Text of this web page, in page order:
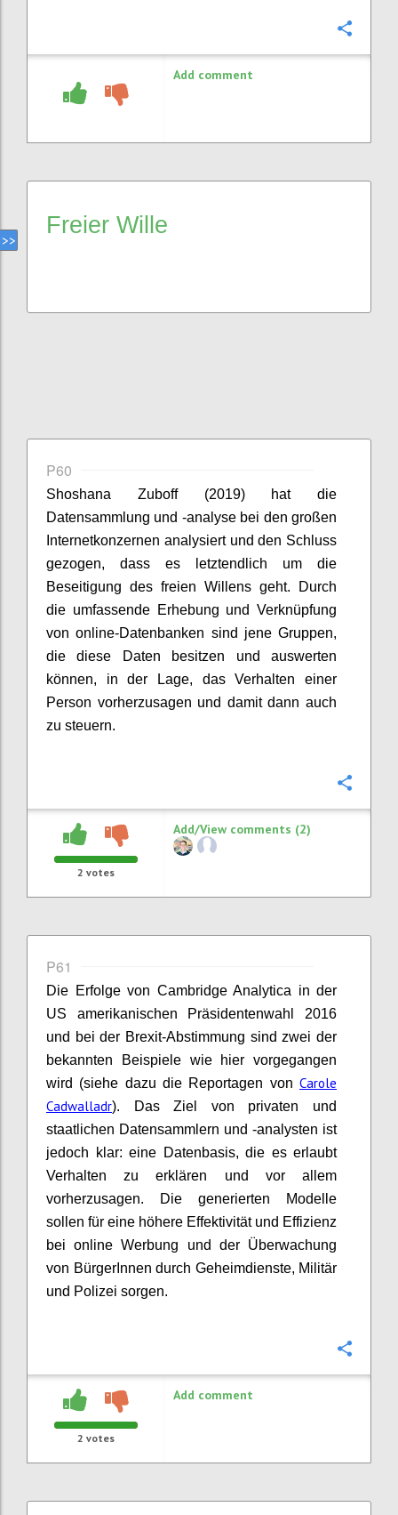
Add comment
Freier Wille
P60
Shoshana Zuboff(2019) hat die
Datensammlung und -analyse bei den großen
Internetkonzernen analysiert und den Schluss
gezogen, dass es letztendlich um die
Beseitigung des freien Willens geht. Durch
die umfassende Erhebung und Verknüpfung
von online-Datenbanken sind jene Gruppen,
die diese Daten besitzen und auswerten
können, in der Lage, das Verhalten einer
Person vorherzusagen und damit dann auch
zu steuern.
2 votes
Add/View comments (2)
P61
Die Erfolge von Cambridge Analytica in der
US amerikanischen Präsidentenwahl 2016
und bei der Brexit-Abstimmung sind zwei der
bekannten Beispiele wie hier vorgegangen
wird (siehe dazu die Reportagen von Carole
Cadwalladr). Das Ziel von privaten und
staatlichen Datensammlern und -analysten ist
jedoch klar: eine Datenbasis, die es erlaubt
Verhalten zu erklären und vor allem
vorherzusagen. Die generierten Modelle
sollen für eine höhere Effektivität und Effizienz
bei online Werbung und der Überwachung
von BürgerInnen durch Geheimdienste, Militär
und Polizei sorgen.
2 votes
Add comment